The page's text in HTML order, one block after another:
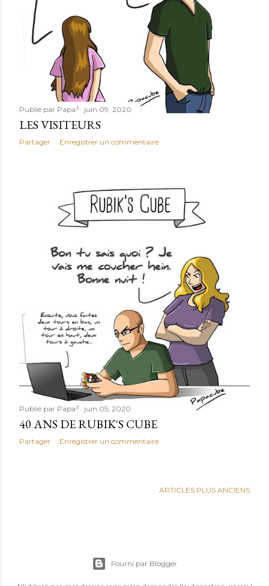
Publié par Papa³ juin 09, 2020
LES VISITEURS
Partager Enregistrer un commentaire
Publié par Papa³ juin 05, 2020
40 ANS DE RUBIK'S CUBE
Partager Enregistrer un commentaire
ARTICLES PLUS ANCIENS
Fourni par Blogger